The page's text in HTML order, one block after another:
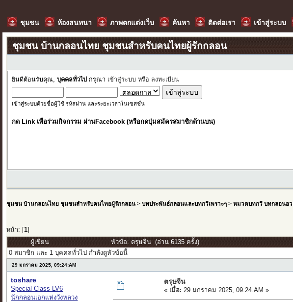
ชุมชน ห้องสนทนา ภาพตกแต่งเว็บ ค้นหา ติดต่อเรา เข้าสู่ระบบ
ชุมชน บ้านกลอนไทย ชุมชนสำหรับคนไทยผู้รักกลอน
ยินดีต้อนรับคุณ,บุคคลทั่วไป กรุณา เข้าสู่ระบบ หรือ ลงทะเบียน
เข้าสู่ระบบด้วยชื่อผู้ใช้ รหัสผ่าน และระยะเวลาในเซสชั่น
กด Link เพื่อร่วมกิจกรรม ผ่านFacebook (หรือกดปุ่มสมัครสมาชิกด้านบน)
ชุมชน บ้านกลอนไทย ชุมชนสำหรับคนไทยผู้รักกลอน >บทประพันธ์กลอนและบทกวีเพราะๆ >หมวดบทกวี บทกลอนอว
หน้า: [1
ผู้เขียน
หัวข้อ: ตรุษจีน (อ่าน 6135 ครั้ง)
0 สมาชิก และ 1 บุคคลทั่วไป กำลังดูหัวข้อนี้
29 มกราคม 2025, 09:24:AM
toshare
Special Class LV6
นักกลอนเอกแห่งวังหลวง
ตรุษจีน
« เมื่อ: 29 มกราคม 2025, 09:24:AM »